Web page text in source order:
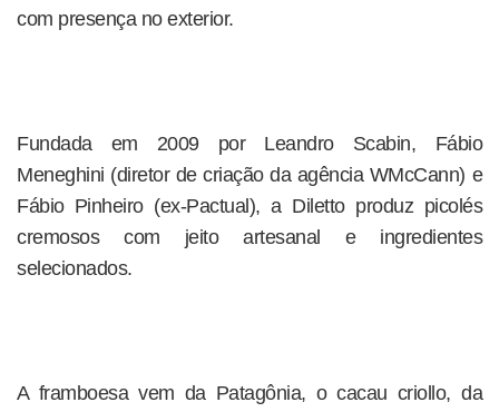
com presença no exterior.
Fundada em 2009 por Leandro Scabin, Fábio
Meneghini (diretor de criação da agência WMcCann) e
Fábio Pinheiro (ex-Pactual), a Diletto produz picolés
cremosos com jeito artesanal e ingredientes
selecionados.
A framboesa vem da Patagônia, o cacau criollo, da